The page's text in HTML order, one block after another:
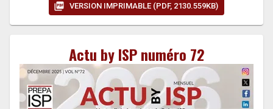
VERSION IMPRIMABLE (PDF, 2130.559KB)
Actu by ISP numéro 72